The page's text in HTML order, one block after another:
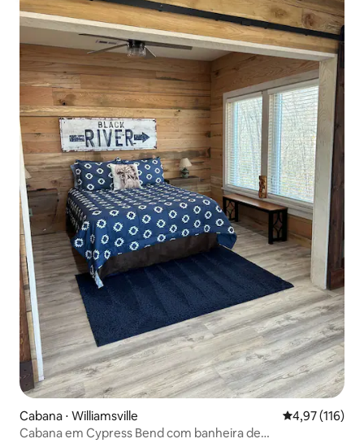
Cabana ⋅ Williamsville 4,97 de uma
4,97 (116)
Cabana em Cypress Bend com banheira de